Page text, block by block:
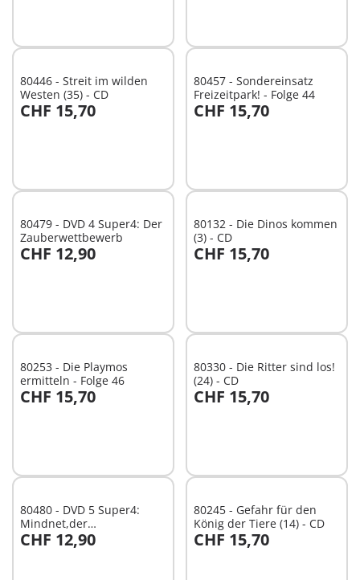
80446 - Streit im wilden
Westen (35) - CD
CHF 15,70
In den Warenkorb
80457 - Sondereinsatz
Freizeitpark! - Folge 44
CHF 15,70
In den Warenkorb
80479 - DVD 4 Super4: Der
Zauberwettbewerb
CHF 12,90
In den Warenkorb
80132 - Die Dinos kommen
(3) - CD
CHF 15,70
In den Warenkorb
80253 - Die Playmos
ermitteln - Folge 46
CHF 15,70
In den Warenkorb
80330 - Die Ritter sind los!
(24) - CD
CHF 15,70
In den Warenkorb
80480 - DVD 5 Super4:
Mindnet,der
Supercomputer
CHF 12,90
In den Warenkorb
80245 - Gefahr für den
König der Tiere (14) - CD
CHF 15,70
In den Warenkorb